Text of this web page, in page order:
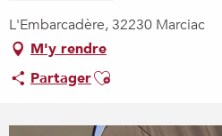
L'Embarcadère, 32230 Marciac
M'y rendre
PartagerAjouter aux favoris